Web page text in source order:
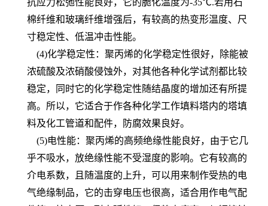
抗应力松弛性能良好，它的脆化温度为-35℃.若用石
棉纤维和玻璃纤维增强后，有较高的热变形温度、尺
寸稳定性、低温冲击性能。
(4)化学稳定性：聚丙烯的化学稳定性很好，除能被
浓硫酸及浓硝酸侵蚀外，对其他各种化学试剂都比较
稳定，同时它的化学稳定性随结晶度的增加还有所提
高。所以，它适合于作各种化学工作填料塔内的塔填
料及化工管道和配件，防腐效果良好。
(5)电性能：聚丙烯的高频绝缘性能良好，由于它几
乎不吸水，放绝缘性能不受湿度的影响。它有较高的
介电系数，且随温度的上升，可以用来制作受热的电
气绝缘制品，它的击穿电压也很高，适合用作电气配